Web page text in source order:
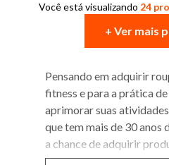
Você está visualizando 24
+ Ver mais
Pensando em adquirir
fitness e para a prática
aprimorar suas
que tem mais de 30 anos
a chance de adquirir
como melhor custo-